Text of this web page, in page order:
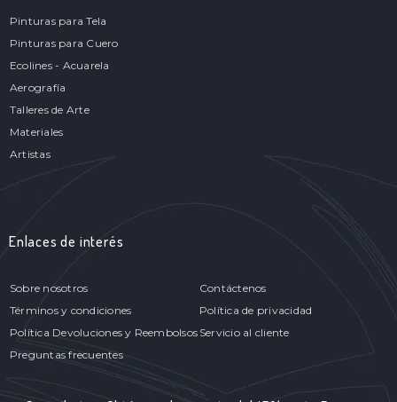
Pinturas para Tela
Pinturas para Cuero
Ecolines - Acuarela
Aerografía
Talleres de Arte
Materiales
Artistas
Enlaces de interés
Sobre nosotros
Contáctenos
Términos y condiciones
Política de privacidad
Política Devoluciones y Reembolsos Servicio al cliente
Preguntas frecuentes